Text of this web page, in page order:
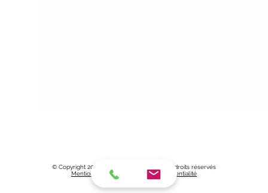
© Copyright2017 -2025
- Vert Avenir - Tous droits réservés
Mentions légales
Politique de confidentialité